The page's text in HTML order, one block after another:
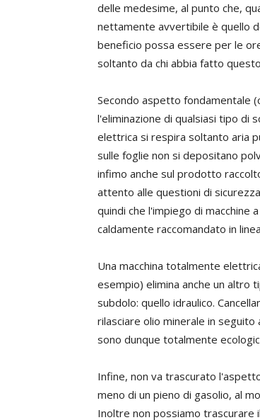
delle medesime, al punto che,
nettamente avvertibile è quello
beneficio possa essere per le
soltanto da chi abbia fatto
Secondo aspetto fondamentale
l'eliminazione di qualsiasi tipo di
elettrica si respira soltanto aria
sulle foglie non si depositano
infimo anche sul prodotto
attento alle questioni di
quindi che l'impiego di
caldamente raccomandato in
Una macchina totalmente
esempio) elimina anche un altro
subdolo: quello idraulico.
rilasciare olio minerale in
sono dunque totalmente
Infine, non va trascurato
meno di un pieno di gasolio, al
Inoltre non possiamo trascurare